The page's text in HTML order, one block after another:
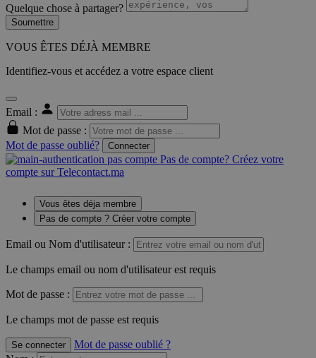
Quelque chose à partager?
Soumettre
VOUS ÊTES DÉJÀ MEMBRE
Identifiez-vous et accédez a votre espace client
Email :
Mot de passe :
Mot de passe oublié?
Connecter
Pas de compte? Créez votre
compte sur Telecontact.ma
Vous êtes déja membre
Pas de compte ? Créer votre compte
Email ou Nom d'utilisateur :
Le champs email ou nom d'utilisateur est requis
Mot de passe :
Le champs mot de passe est requis
Se connecter
Mot de passe oublié ?